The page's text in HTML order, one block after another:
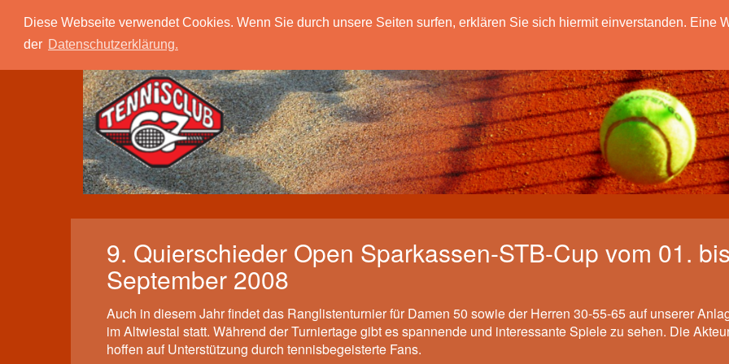
Diese Webseite verwendet Cookies. Wenn Sie durch unsere Seiten surfen, erklären Sie sich hiermit einverstanden. Eine
der Datenschutzerklärung.
Tc 67 Quierschied Verein Spielbetrieb
9. Quierschieder Open Sparkassen-STB-Cup vom 01.
September 2008
Auch in diesem Jahr findet das Ranglistenturnier für Damen 50 sowie der Herren 30-55-65 auf unserer
im Altwiestal statt. Während der Turniertage gibt es spannende und interessante Spiele zu sehen. Die
hoffen auf Unterstützung durch tennisbegeisterte Fans.